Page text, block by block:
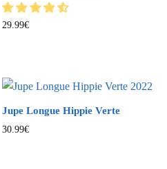
29.99€
Jupe Longue Hippie Verte
30.99€